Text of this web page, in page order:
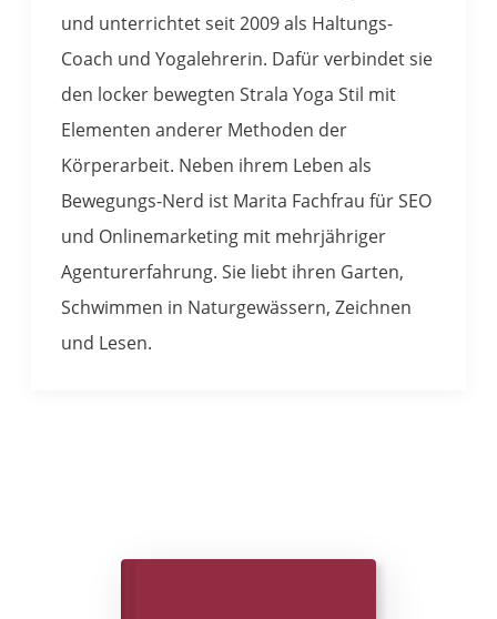
und unterrichtet seit 2009 als Haltungs-
Coach und Yogalehrerin​. Dafür verbindet sie
den locker bewegten Strala Yoga Stil mit
Elementen anderer Methoden der
Körperarbeit. Neben ihrem Leben als
Bewegungs-Nerd ist Marita Fachfrau für SEO
und Onlinemarketing mit mehrjähriger
Agenturerfahrung. Sie liebt ihren Garten,
Schwimmen in Naturgewässern, Zeichnen
und Lesen.